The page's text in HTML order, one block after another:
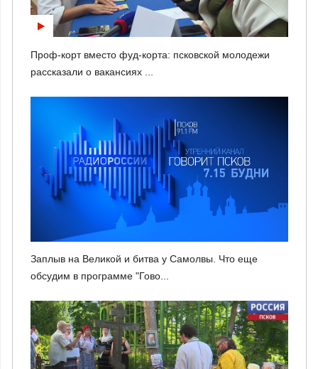
Проф-корт вместо фуд-корта: псковской молодежи
рассказали о вакансиях ...
Заплыв на Великой и битва у Самолвы. Что еще
обсудим в программе "Гово...